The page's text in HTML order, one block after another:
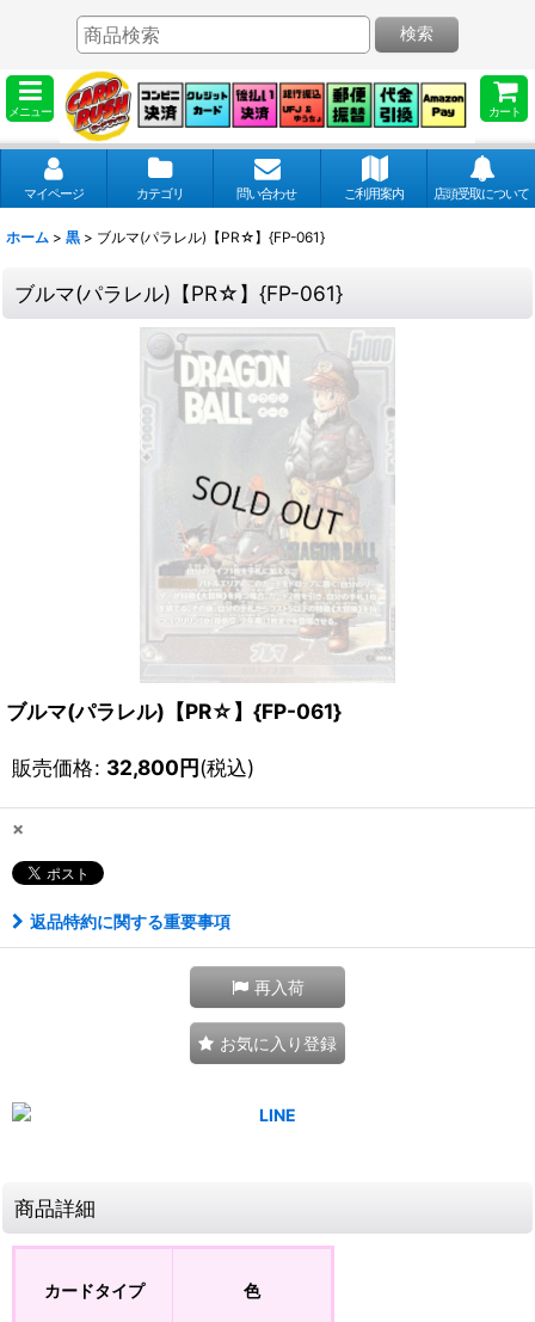
メニュー カート
検索
マイページ カテゴリ 問い合わせ ご利用案内 店頭受取について
ホーム > 黒 > ブルマ(パラレル)【PR☆】{FP-061}
ブルマ(パラレル)【PR☆】{FP-061}
ブルマ(パラレル)【PR☆】{FP-061}
販売価格: 32,800円(税込)
×
返品特約に関する重要事項
再入荷
お気に入り登録
商品詳細
カードタイプ 色